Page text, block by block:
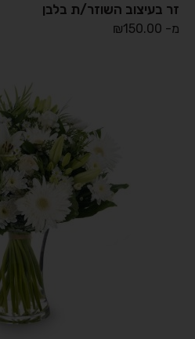
זר בעיצוב השוזר/ת בלבן
מ- ₪150.00